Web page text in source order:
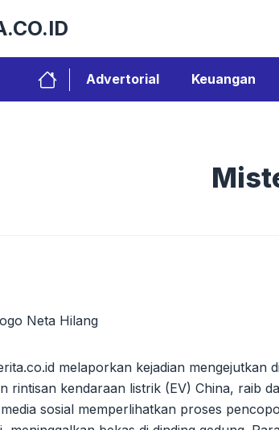
Advertorial Keuangan
melaporkan kejadian mengejutkan
rintisan kendaraan listrik (EV) China, raib
sosial memperlihatkan proses